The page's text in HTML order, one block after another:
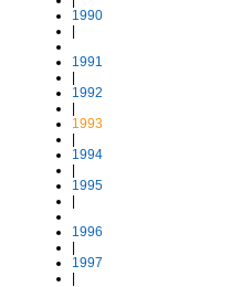
1990
1991
1992
1993
1994
1995
1996
1997